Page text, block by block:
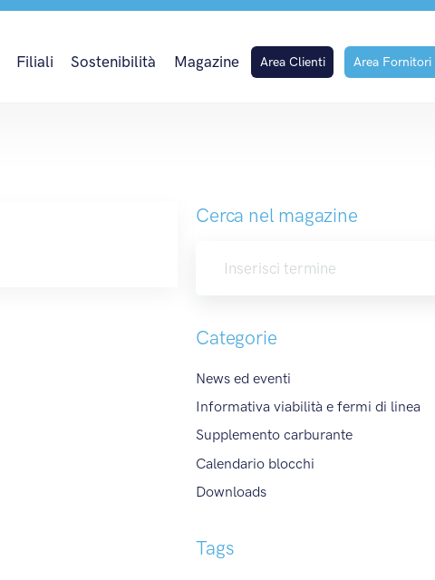
Filiali Sostenibilità Magazine Area Clienti Area Fornitori
Cerca nel magazine
Categorie
News ed eventi
Informativa viabilità e fermi di linea
Supplemento carburante
Calendario blocchi
Downloads
Tags